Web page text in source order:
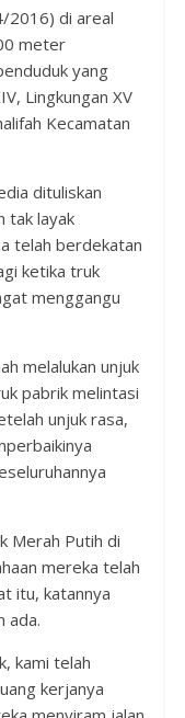
2016) di areal
meter
yang
Lingkungan XV
Kecamatan
dituliskan
tak layak
telah berdekatan
ketika truk
menggangu
melalukan unjuk
pabrik melintasi
unjuk rasa,
Merah Putih di
mereka telah
itu, katannya
ada.
kami telah
kerjanya